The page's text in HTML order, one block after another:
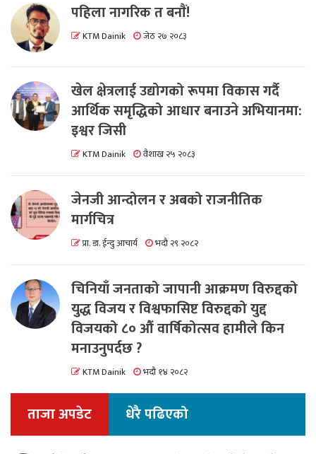
पहिला नागरिक त बनाैं!
KTM Dainik जेठ २७ २०८३
खेल क्षेत्रलाई उद्योगको रूपमा विकास गर्दै
आर्थिक समृद्धिको आधार बनाउने अभियानमा:
इश्वर जिसी
KTM Dainik वैशाख २५ २०८३
जेनजी आन्दोलन र अबको राजनीतिक
मार्गचित्र
प्रा. डा. ईन्दु आचार्य भदौ २९ २०८२
चिनियाँ जनताको जापानी आक्रमण विरुद्दको
युद्ध विजय र विश्वफासिष्ट विरुद्दको युद्द
विजयको ८० औं वार्षिकोत्सव हामीले किन
मनाउनुपर्दछ ?
KTM Dainik भदौ १४ २०८२
ताजा अपडेट धेरै पढिएको